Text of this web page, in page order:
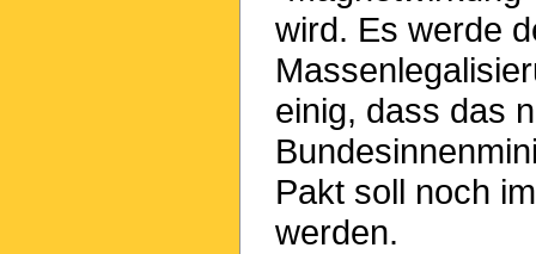
wird. Es werde
einig, dass das
Pakt soll noch
werden.